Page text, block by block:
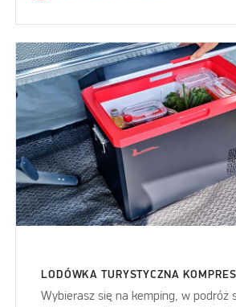
LODÓWKA TURYSTYCZNA
Wybierasz się na kemping, w podróż